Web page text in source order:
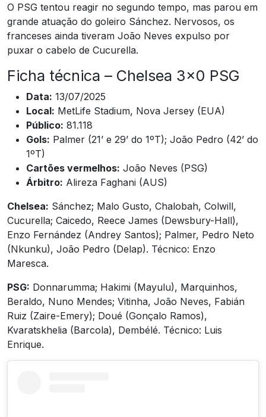
O PSG tentou reagir no segundo tempo, mas parou em
grande atuação do goleiro Sánchez. Nervosos, os
franceses ainda tiveram João Neves expulso por
puxar o cabelo de Cucurella.
Ficha técnica – Chelsea 3×0 PSG
Data: 13/07/2025
Local: MetLife Stadium, Nova Jersey (EUA)
Público: 81.118
Gols: Palmer (21’ e 29’ do 1ºT); João Pedro (42’ do
1ºT)
Cartões vermelhos: João Neves (PSG)
Árbitro: Alireza Faghani (AUS)
Chelsea: Sánchez; Malo Gusto, Chalobah, Colwill,
Cucurella; Caicedo, Reece James (Dewsbury-Hall),
Enzo Fernández (Andrey Santos); Palmer, Pedro Neto
(Nkunku), João Pedro (Delap). Técnico: Enzo
Maresca.
PSG: Donnarumma; Hakimi (Mayulu), Marquinhos,
Beraldo, Nuno Mendes; Vitinha, João Neves, Fabián
Ruiz (Zaire-Emery); Doué (Gonçalo Ramos),
Kvaratskhelia (Barcola), Dembélé. Técnico: Luis
Enrique.